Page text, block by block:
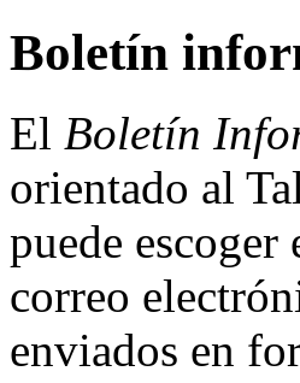
Boletín
El Boletín
orientado al
puede
correo
enviados en